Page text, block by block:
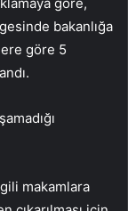
bakanlığa
göre 5
makamlara